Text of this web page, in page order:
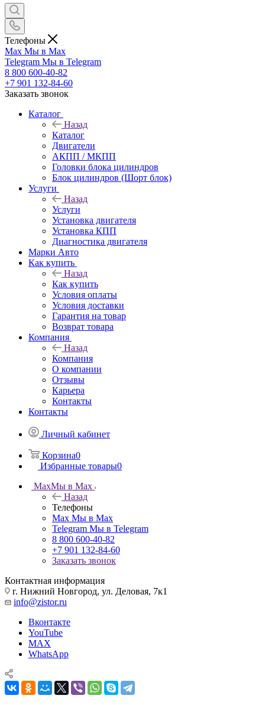
Телефоны
Max Мы в Max
Telegram Мы в Telegram
8 800 600-40-82
+7 901 132-84-60
Заказать звонок
Каталог
Назад
Каталог
Двигатели
АКПП / МКПП
Головки блока цилиндров
Блок цилиндров (Шорт блок)
Услуги
Назад
Услуги
Установка двигателя
Установка КПП
Диагностика двигателя
Марки Авто
Как купить
Назад
Как купить
Условия оплаты
Условия доставки
Гарантия на товар
Возврат товара
Компания
Назад
Компания
О компании
Отзывы
Карьера
Контакты
Контакты
Личный кабинет
Корзина0
Избранные товары0
MaxМы в Max
Назад
Телефоны
Max Мы в Max
Telegram Мы в Telegram
8 800 600-40-82
+7 901 132-84-60
Заказать звонок
Контактная информация
г. Нижний Новгород, ул. Деловая, 7к1
info@zistor.ru
Вконтакте
YouTube
MAX
WhatsApp